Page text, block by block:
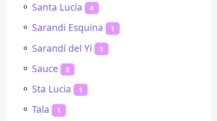
⚬ Santa Lucía 4
⚬ Sarandi Esquina 1
⚬ Sarandí del Yí 1
⚬ Sauce 3
⚬ Sta Lucia 1
⚬ Tala 1